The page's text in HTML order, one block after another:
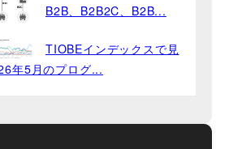
B2B、B2B2C、B2B...
TIOBEインデックスで見
年5月のプログ...